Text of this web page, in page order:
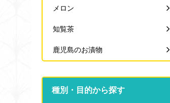
メロン
知覧茶
鹿児島のお漬物
種別・目的から探す